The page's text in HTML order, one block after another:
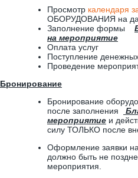
Просмотр календаря
ОБОРУДОВАНИЯ на
Заполнение формы
на мероприятие
Оплата услуг
Поступление
Проведение
Бронирование
Бронирование
после заполнения
мероприятие и
силу ТОЛЬКО после
Оформление заявки
должно быть не
мероприятия.